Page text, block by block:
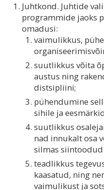
Juhtkond. Juhtide
programmide jaoks
omadusi:
vaimulikkus,
suutlikkus võita
austus ning
distsipliini;
pühendumine
sihile ja
suutlikkus
nad innukalt osa
silmas siintoodud
teadlikkus
kaasatud, ning
vaimulikust ja